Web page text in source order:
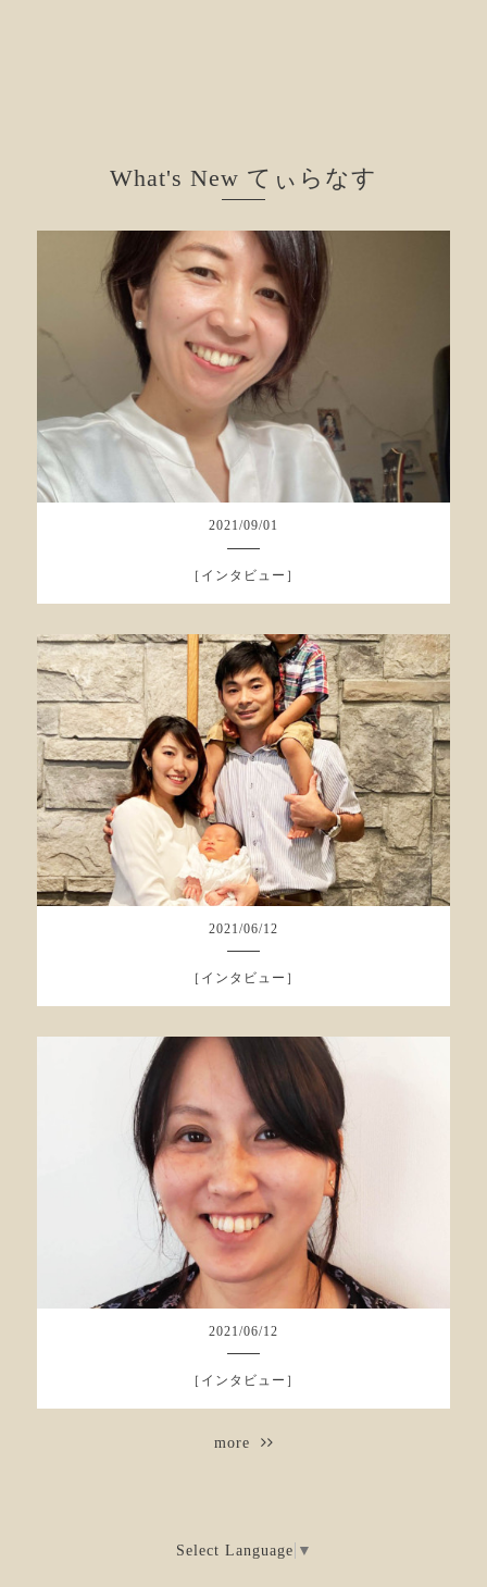
What's New てぃらなす
2021/09/01
［インタビュー］
2021 /06/12
［インタビュー］
2021/06/12
［インタビュー］
more
Select Language ▼